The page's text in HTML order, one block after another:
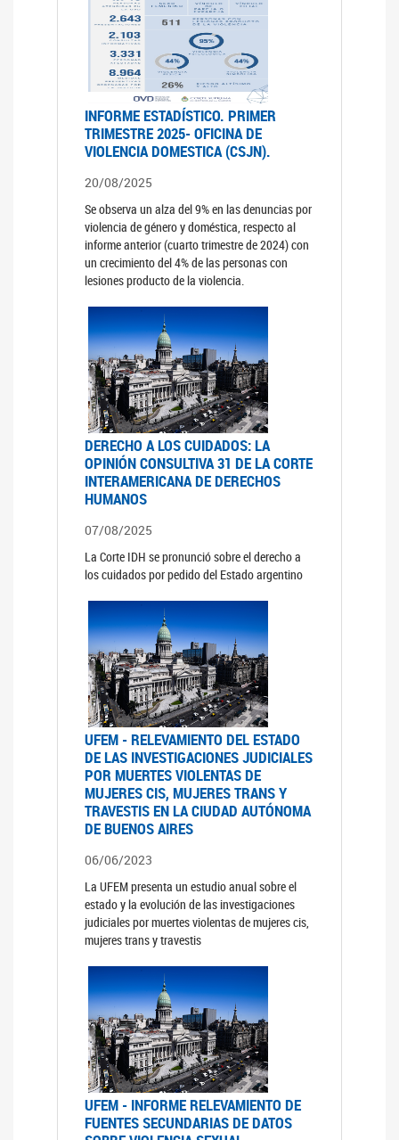
INFORME ESTADÍSTICO. PRIMER
TRIMESTRE 2025- OFICINA DE
VIOLENCIA DOMESTICA (CSJN).
20/08/2025
Se observa un alza del 9% en las denuncias por
violencia de género y doméstica, respecto al
informe anterior (cuarto trimestre de 2024) con
un crecimiento del 4% de las personas con
lesiones producto de la violencia.
DERECHO A LOS CUIDADOS: LA
OPINIÓN CONSULTIVA 31 DE LA CORTE
INTERAMERICANA DE DERECHOS
HUMANOS
07/08/2025
La Corte IDH se pronunció sobre el derecho a
los cuidados por pedido del Estado argentino
UFEM - RELEVAMIENTO DEL ESTADO
DE LAS INVESTIGACIONES JUDICIALES
POR MUERTES VIOLENTAS DE
MUJERES CIS, MUJERES TRANS Y
TRAVESTIS EN LA CIUDAD AUTÓNOMA
DE BUENOS AIRES
06/06/2023
La UFEM presenta un estudio anual sobre el
estado y la evolución de las investigaciones
judiciales por muertes violentas de mujeres cis,
mujeres trans y travestis
UFEM - INFORME RELEVAMIENTO DE
FUENTES SECUNDARIAS DE DATOS